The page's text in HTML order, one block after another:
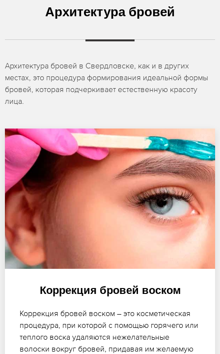
Архитектура бровей
Архитектура бровей в Свердловске, как и в других
местах, это процедура формирования идеальной формы
бровей, которая подчеркивает естественную красоту
лица.
Коррекция бровей воском
Коррекция бровей воском – это косметическая
процедура, при которой с помощью горячего или
теплого воска удаляются нежелательные
волоски вокруг бровей, придавая им желаемую